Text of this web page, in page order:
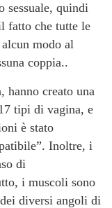
sessuale, quindi
fatto che tutte le
modo al
coppia..
creato una
tipi di vagina, e
è stato
Inoltre, i
di
i muscoli sono
dei diversi angoli di